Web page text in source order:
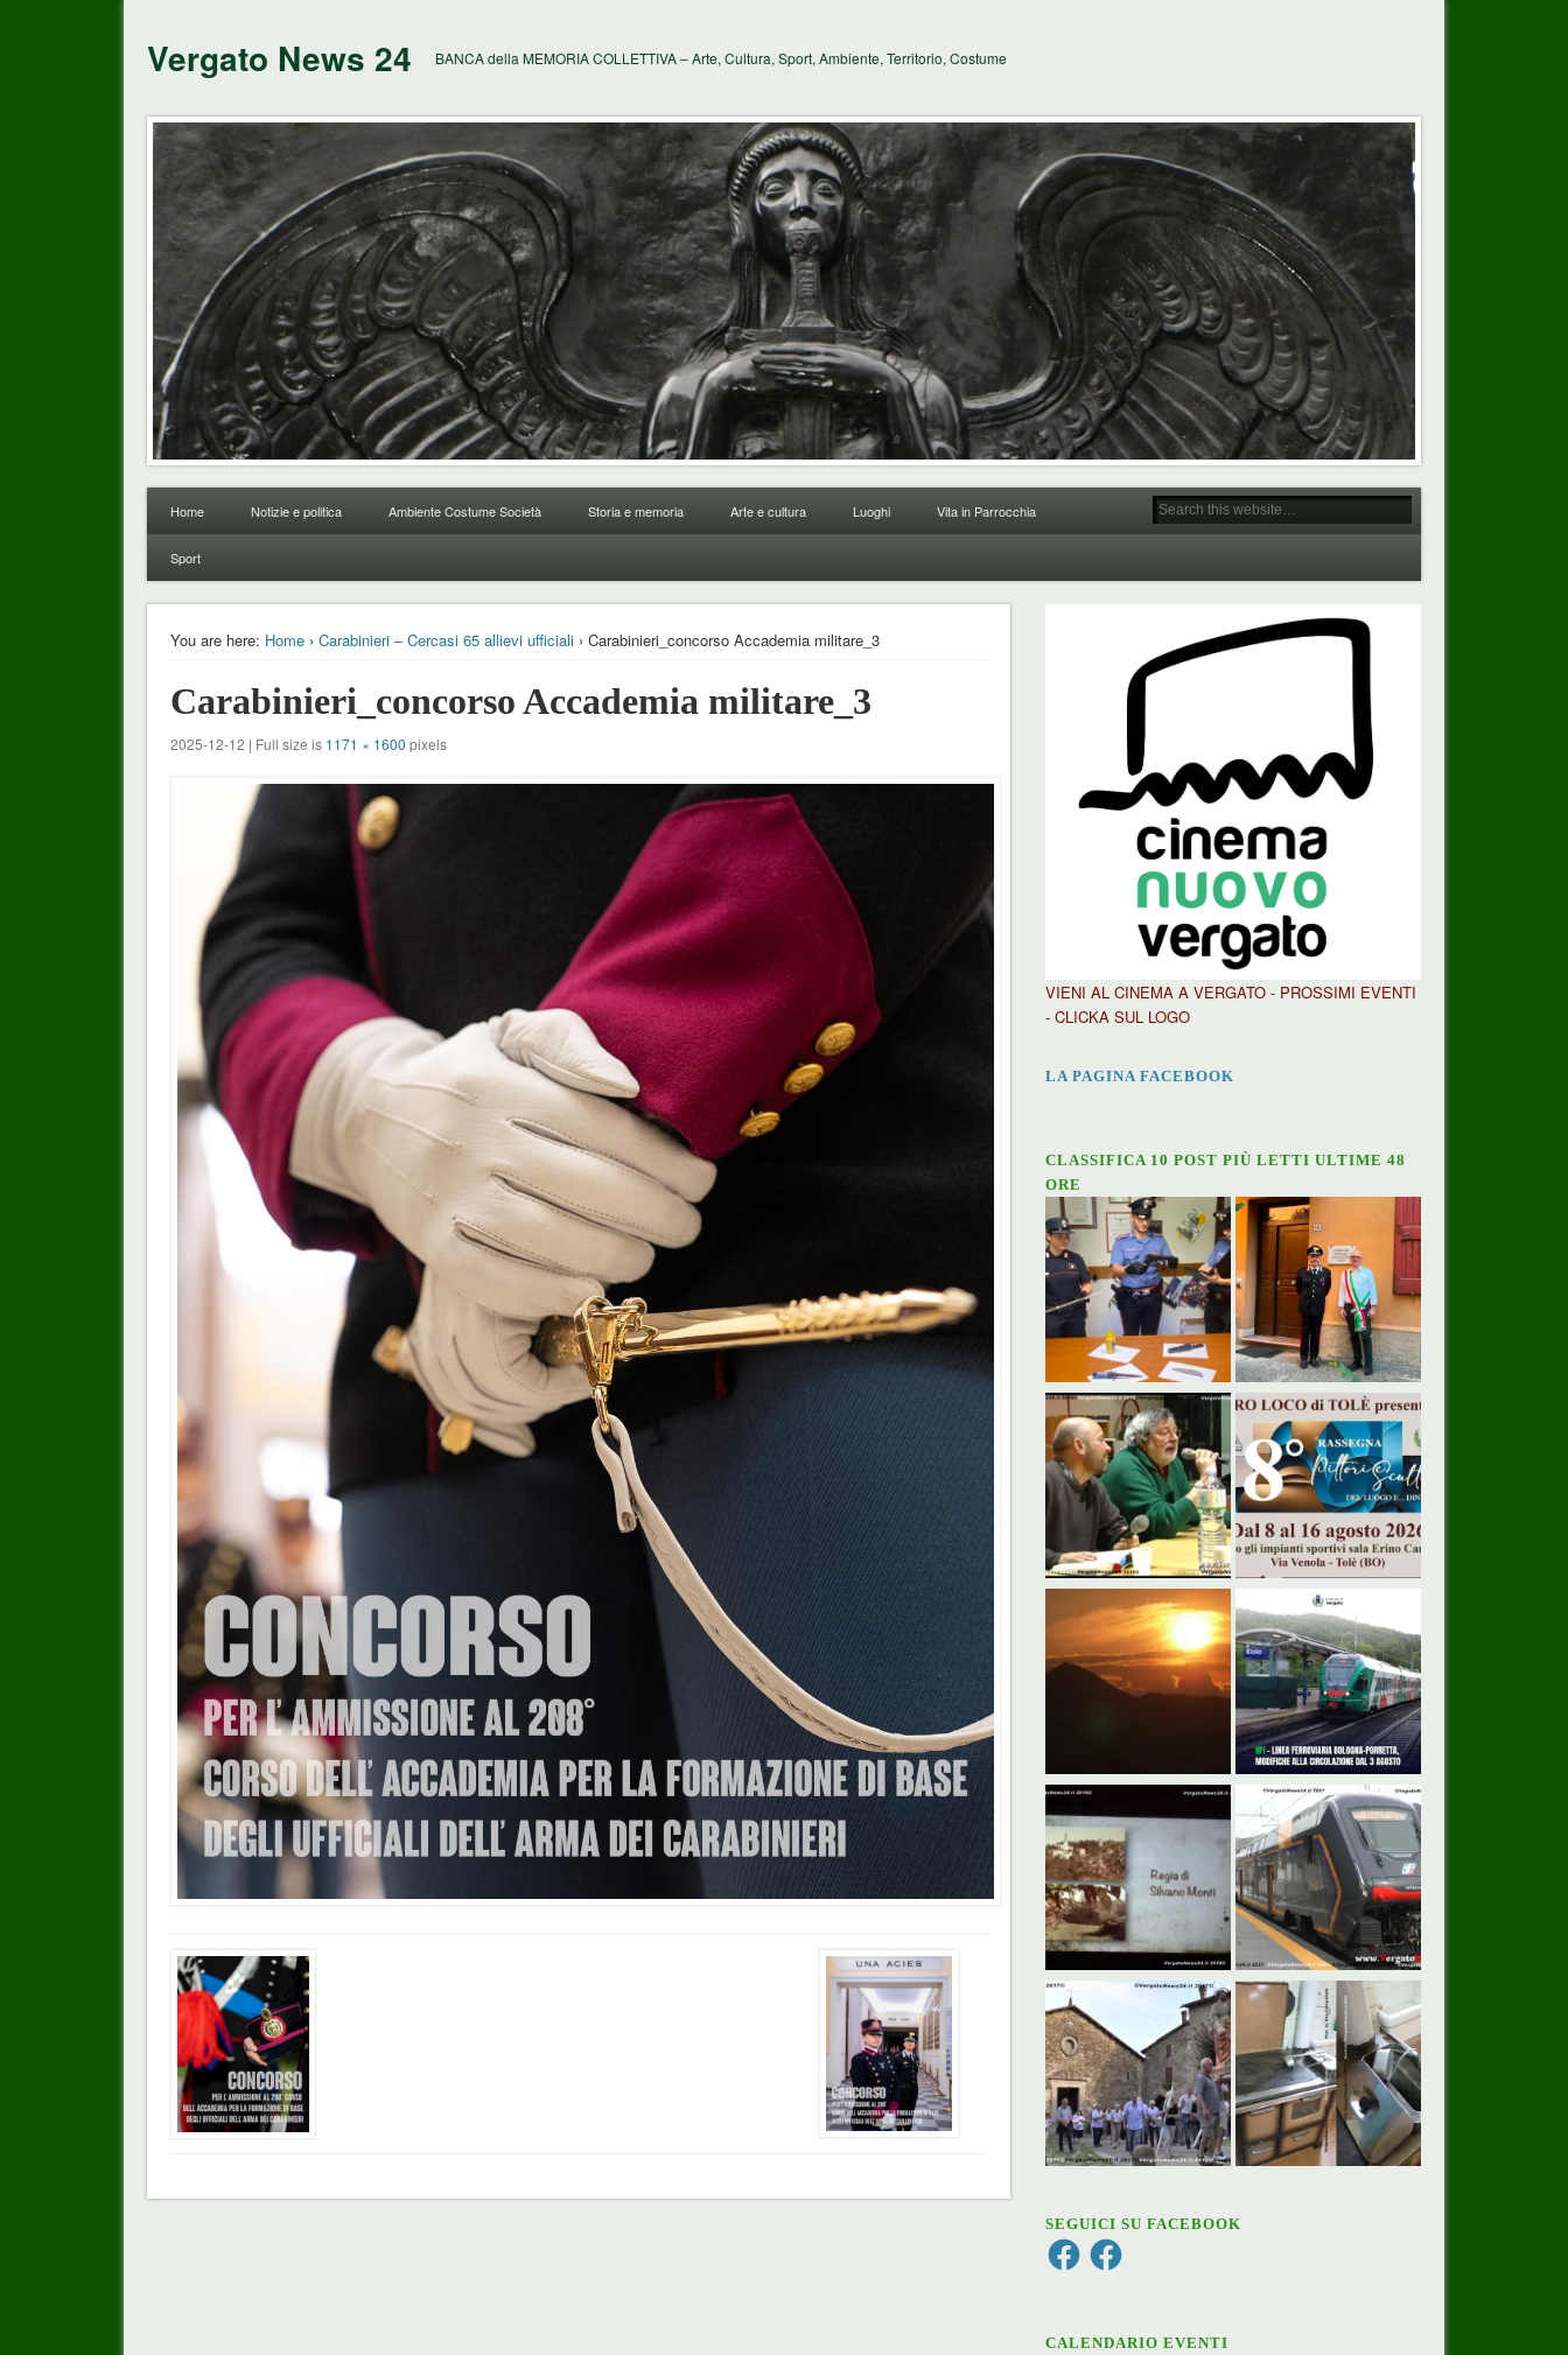
Vergato News 24 BANCA della MEMORIA COLLETTIVA – Arte, Cultura, Sport, Ambiente, Territorio, Costume
Home Notizie e politica Ambiente Costume Società Storia e memoria Arte e cultura Luoghi Vita in Parrocchia
Sport
You are here: Home› Carabinieri – Cercasi 65 allievi ufficiali› Carabinieri_concorso Accademia militare_3
Carabinieri_concorso Accademia militare_3
2025-12-12 | Full size is 1171 × 1600 pixels
VIENI AL CINEMA A VERGATO - PROSSIMI EVENTI
- CLICKA SUL LOGO
LA PAGINA FACEBOOK
CLASSIFICA 10 POST PIÙ LETTI ULTIME 48
ORE
SEGUICI SU FACEBOOK
FacebookFacebook
CALENDARIO EVENTI